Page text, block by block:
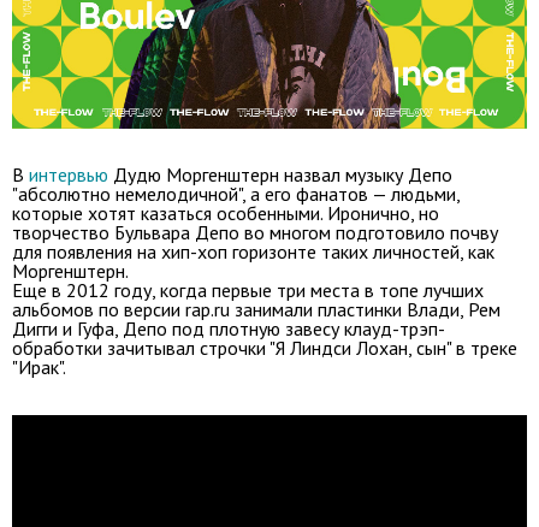
В интервью Дудю Моргенштерн назвал музыку Депо
"абсолютно немелодичной", а его фанатов — людьми,
которые хотят казаться особенными. Иронично, но
творчество Бульвара Депо во многом подготовило почву
для появления на хип-хоп горизонте таких личностей, как
Моргенштерн.
Еще в 2012 году, когда первые три места в топе лучших
альбомов по версии rap.ru занимали пластинки Влади, Рем
Дигги и Гуфа, Депо под плотную завесу клауд-трэп-
обработки зачитывал строчки "Я Линдси Лохан, сын" в треке
"Ирак".